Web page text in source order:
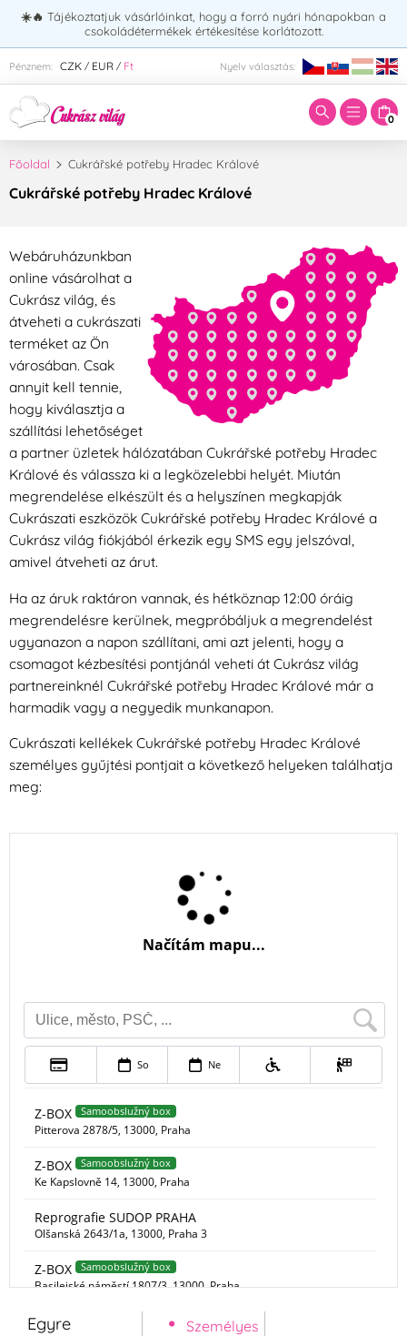
☀️🔥 Tájékoztatjuk vásárlóinkat, hogy a forró nyári hónapokban a
csokoládétermékek értékesítése korlátozott.
Pénznem: CZK / EUR / Ft Nyelv választás:
0
Adja meg a keresett kifejezést:
Főoldal Cukrářské potřeby Hradec Králové
Cukrářské potřeby Hradec Králové
Webáruházunkban
online vásárolhat a
Cukrász világ, és
átveheti a cukrászati
terméket az Ön
városában. Csak
annyit kell tennie,
hogy kiválasztja a
szállítási lehetőséget
a partner üzletek hálózatában Cukrářské potřeby Hradec
Králové és válassza ki a legközelebbi helyét. Miután
megrendelése elkészült és a helyszínen megkapják
Cukrászati eszközök Cukrářské potřeby Hradec Králové a
Cukrász világ fiókjából érkezik egy SMS egy jelszóval,
amivel átveheti az árut.
Ha az áruk raktáron vannak, és hétköznap 12:00 óráig
megrendelésre kerülnek, megpróbáljuk a megrendelést
ugyanazon a napon szállítani, ami azt jelenti, hogy a
csomagot kézbesítési pontjánál veheti át Cukrász világ
partnereinknél Cukrářské potřeby Hradec Králové már a
harmadik vagy a negyedik munkanapon.
Cukrászati kellékek Cukrářské potřeby Hradec Králové
személyes gyűjtési pontjait a következő helyeken találhatja
meg:
Egyre
Személyes